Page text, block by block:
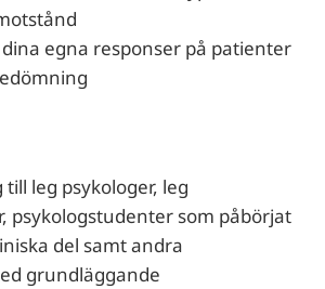
egna responser på patienter
leg psykologer, leg
psykologstudenter som påbörjat
del samt andra
grundläggande